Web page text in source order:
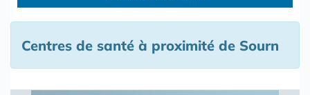
Centres de santé à proximité de Sourn